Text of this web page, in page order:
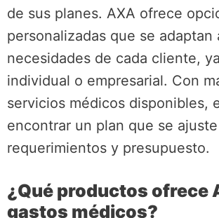
de sus planes. AXA ofrece
personalizadas que se adaptan
necesidades de cada cliente,
individual o empresarial. Con
servicios médicos disponibles,
encontrar un plan que se
requerimientos y presupuesto.
¿Qué productos ofrece
gastos médicos?